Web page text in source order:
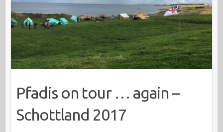
Pfadis on tour … again –
Schottland 2017